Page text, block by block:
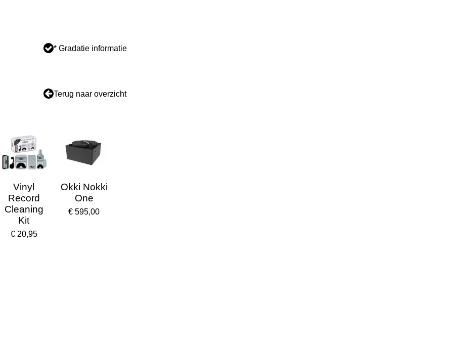
* Gradatie informatie
Terug naar overzicht
Vinyl
Record
Cleaning
Kit
€ 20,95
Okki Nokki
One
€ 595,00